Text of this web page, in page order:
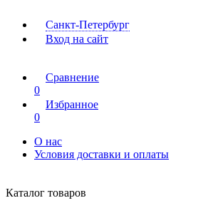
Санкт-Петербург
Вход на сайт
Сравнение
0
Избранное
0
О нас
Условия доставки и оплаты
Каталог товаров